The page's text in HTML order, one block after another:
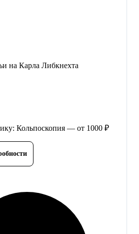
на Карла Либкнехта
Кольпоскопия — от 1000 ₽